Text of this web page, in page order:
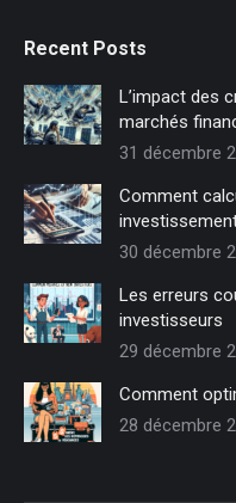
Recent Posts
L’impact des
marchés
31 décembre
Comment
30 décembre
Les erreurs
investisseurs
29 décembre
Comment
28 décembre